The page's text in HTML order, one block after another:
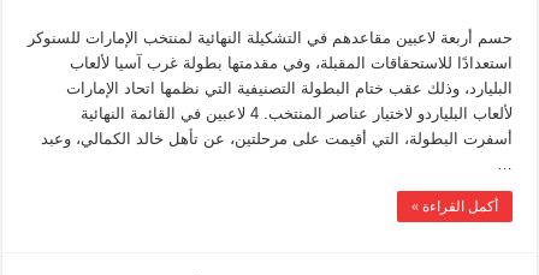
حسم أربعة لاعبين مقاعدهم في التشكيلة النهائية لمنتخب الإمارات للسنوكر
استعدادًا للاستحقاقات المقبلة، وفي مقدمتها بطولة غرب آسيا لألعاب
البليارد، وذلك عقب ختام البطولة التصنيفية التي نظمها اتحاد الإمارات
لألعاب البلياردو لاختيار عناصر المنتخب. 4 لاعبين في القائمة النهائية
أسفرت البطولة، التي أقيمت على مرحلتين، عن تأهل خالد الكمالي، وعبد
…
أكمل القراءة »